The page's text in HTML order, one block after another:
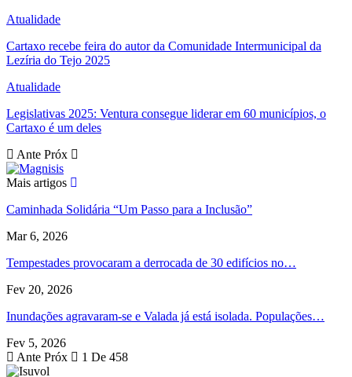
Atualidade
Cartaxo recebe feira do autor da Comunidade Intermunicipal da
Lezíria do Tejo 2025
Atualidade
Legislativas 2025: Ventura consegue liderar em 60 municípios, o
Cartaxo é um deles
Ante Próx
Mais artigos
Caminhada Solidária “Um Passo para a Inclusão”
Mar 6, 2026
Tempestades provocaram a derrocada de 30 edifícios no…
Fev 20, 2026
Inundações agravaram-se e Valada já está isolada. Populações…
Fev 5, 2026
Ante Próx 1 De 458